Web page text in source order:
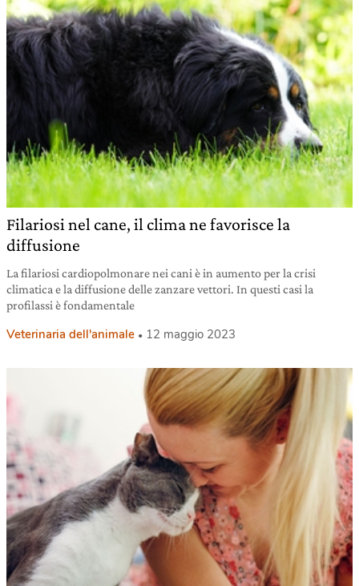
Filariosi nel cane, il clima ne favorisce la
diffusione
La filariosi cardiopolmonare nei cani è in aumento per la crisi
climatica e la diffusione delle zanzare vettori. In questi casi la
profilassi è fondamentale
Veterinaria dell'animale 12 maggio 2023